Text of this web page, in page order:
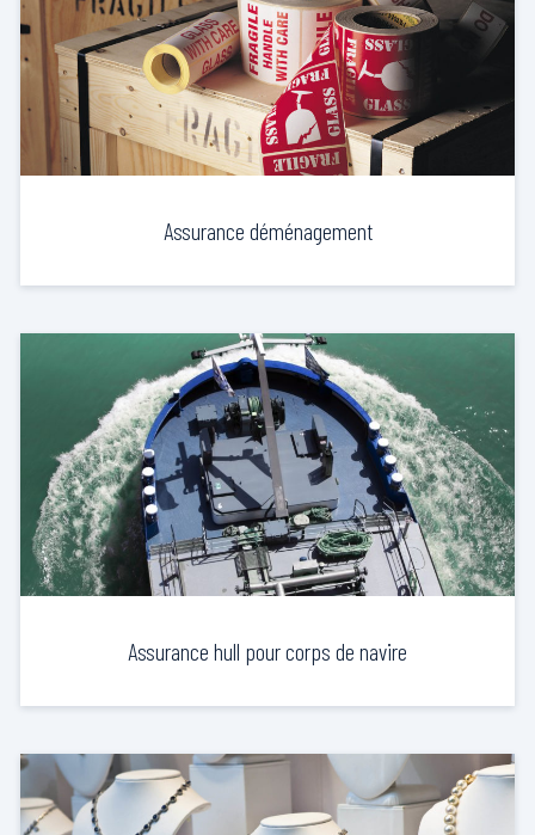
Assurance déménagement
Assurance hull pour corps de navire